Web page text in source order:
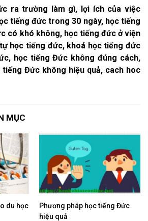
ra trường làm gì, lợi ích của việc
tiếng đức trong 30 ngày, học tiếng
có khó không, học tiếng đức ở viện
học tiếng đức, khoá học tiếng đức
học tiếng Đức không đúng cách,
Đức không hiệu quả, cach hoc
MỤC
du học
Phương pháp học tiếng Đức
hiệu quả